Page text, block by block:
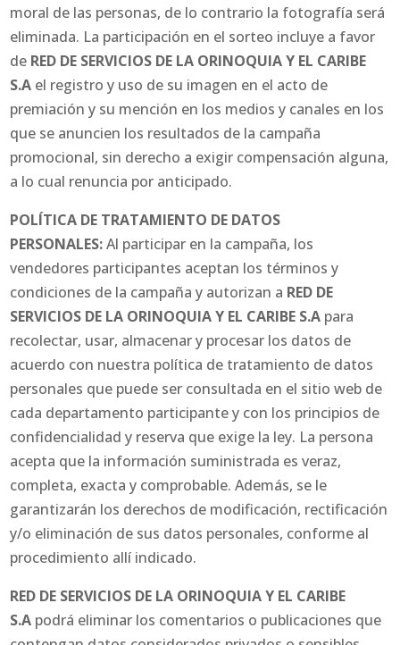
moral de las personas, de lo contrario la fotografía será
eliminada. La participación en el sorteo incluye a favor
de RED DE SERVICIOS DE LA ORINOQUIA Y EL CARIBE
S.A el registro y uso de su imagen en el acto de
premiación y su mención en los medios y canales en los
que se anuncien los resultados de la campaña
promocional, sin derecho a exigir compensación alguna,
a lo cual renuncia por anticipado.
POLÍTICA DE TRATAMIENTO DE DATOS
PERSONALES:Al participar en la campaña, los
vendedores participantes aceptan los términos y
condiciones de la campaña y autorizan a RED DE
SERVICIOS DE LA ORINOQUIA Y EL CARIBE S.A para
recolectar, usar, almacenar y procesar los datos de
acuerdo con nuestra política de tratamiento de datos
personales que puede ser consultada en el sitio web de
cada departamento participante y con los principios de
confidencialidad y reserva que exige la ley. La persona
acepta que la información suministrada es veraz,
completa, exacta y comprobable. Además, se le
garantizarán los derechos de modificación, rectificación
y/o eliminación de sus datos personales, conforme al
procedimiento allí indicado.
RED DE SERVICIOS DE LA ORINOQUIA Y EL CARIBE
S.A podrá eliminar los comentarios o publicaciones que